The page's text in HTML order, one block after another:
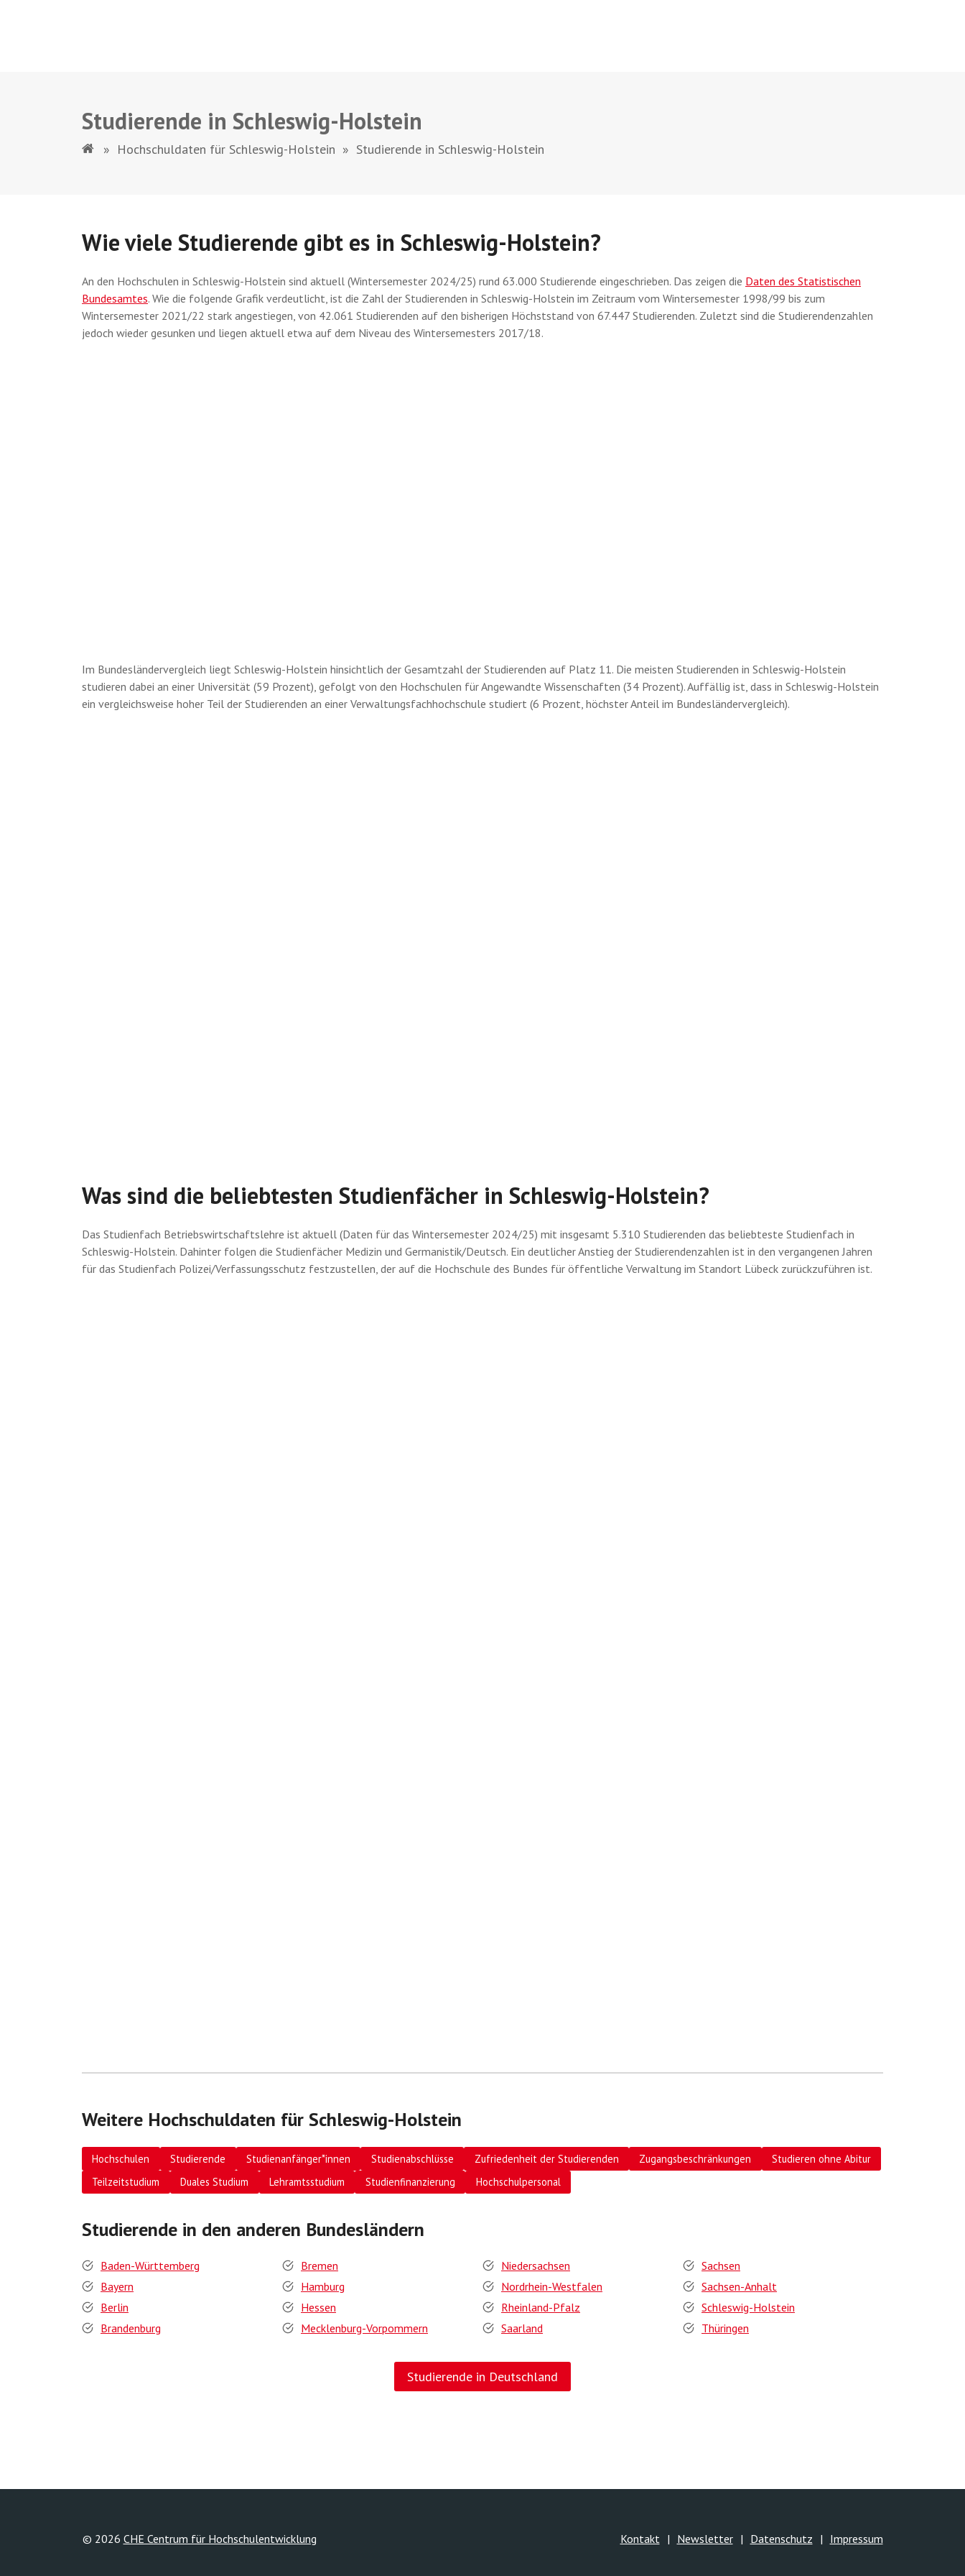
Studierende in Schleswig-Holstein
» Hochschuldaten für Schleswig-Holstein » Studierende in Schleswig-Holstein
Wie viele Studierende gibt es in Schleswig-Holstein?
An den Hochschulen in Schleswig-Holstein sind aktuell (Wintersemester 2024/25) rund 63.000 Studierende eingeschrieben. Das zeigen die Daten des Statistischen
Bundesamtes. Wie die folgende Grafik verdeutlicht, ist die Zahl der Studierenden in Schleswig-Holstein im Zeitraum vom Wintersemester 1998/99 bis zum
Wintersemester 2021/22 stark angestiegen, von 42.061 Studierenden auf den bisherigen Höchststand von 67.447 Studierenden. Zuletzt sind die Studierendenzahlen
jedoch wieder gesunken und liegen aktuell etwa auf dem Niveau des Wintersemesters 2017/18.
Im Bundesländervergleich liegt Schleswig-Holstein hinsichtlich der Gesamtzahl der Studierenden auf Platz 11. Die meisten Studierenden in Schleswig-Holstein
studieren dabei an einer Universität (59 Prozent), gefolgt von den Hochschulen für Angewandte Wissenschaften (34 Prozent). Auffällig ist, dass in Schleswig-Holstein
ein vergleichsweise hoher Teil der Studierenden an einer Verwaltungsfachhochschule studiert (6 Prozent, höchster Anteil im Bundesländervergleich).
Was sind die beliebtesten Studienfächer in Schleswig-Holstein?
Das Studienfach Betriebswirtschaftslehre ist aktuell (Daten für das Wintersemester 2024/25) mit insgesamt 5.310 Studierenden das beliebteste Studienfach in
Schleswig-Holstein. Dahinter folgen die Studienfächer Medizin und Germanistik/Deutsch. Ein deutlicher Anstieg der Studierendenzahlen ist in den vergangenen Jahren
für das Studienfach Polizei/Verfassungsschutz festzustellen, der auf die Hochschule des Bundes für öffentliche Verwaltung im Standort Lübeck zurückzuführen ist.
Weitere Hochschuldaten für Schleswig-Holstein
Hochschulen Studierende Studienanfänger*innen Studienabschlüsse Zufriedenheit der Studierenden Zugangsbeschränkungen
Studieren ohne Abitur
Teilzeitstudium
Duales Studium Lehramtsstudium Studienfinanzierung Hochschulpersonal
Studierende in den anderen Bundesländern
Baden-Württemberg
Bayern
Berlin
Brandenburg
Bremen
Hamburg
Hessen
Mecklenburg-Vorpommern
Niedersachsen
Nordrhein-Westfalen
Rheinland-Pfalz
Saarland
Sachsen
Sachsen-Anhalt
Schleswig-Holstein
Thüringen
Studierende in Deutschland
© 2026 CHE Centrum für Hochschulentwicklung Kontakt Newsletter Datenschutz Impressum